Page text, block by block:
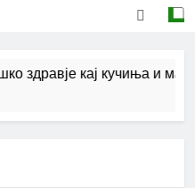
кучињата и што
здравје кај кучиња и